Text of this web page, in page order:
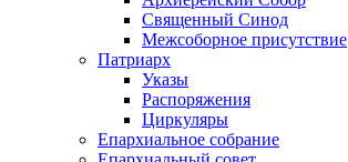
Священный Синод
Межсоборное присутствие
Патриарх
Указы
Распоряжения
Циркуляры
Епархиальное собрание